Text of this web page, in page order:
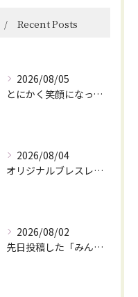
Recent Posts
2026/08/05
とにかく笑顔になっていただきたくて😊
2026/08/04
オリジナルブレスレット作成してみました😊
2026/08/02
先日投稿した「みんなを笑顔にしてくれるブレスレット」に